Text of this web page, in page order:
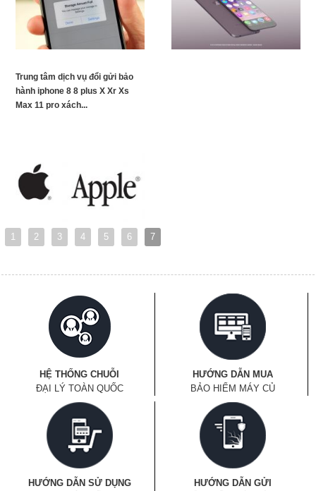
Trung tâm dịch vụ đổi gửi bảo
hành iphone 8 8 plus X Xr Xs
Max 11 pro xách...
1 2 3 4 5 6 7
HỆ THỐNG CHUỖI
ĐẠI LÝ TOÀN QUỐC
HƯỚNG DẪN MUA
BẢO HIỂM MÁY CỦ
HƯỚNG DẪN SỬ DỤNG
HƯỚNG DẪN GỬI